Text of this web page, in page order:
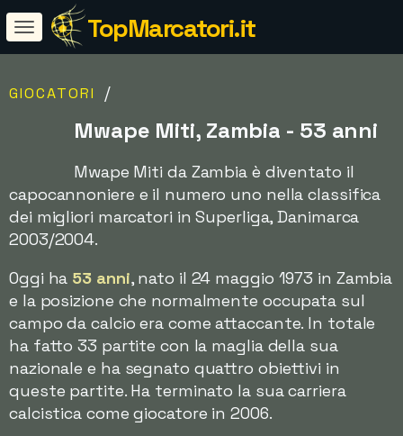
TopMarcatori.it
GIOCATORI /
Mwape Miti, Zambia - 53 anni
Mwape Miti da Zambia è diventato il
capocannoniere e il numero uno nella classifica
dei migliori marcatori in Superliga, Danimarca
2003/2004.
Oggi ha 53 anni, nato il 24 maggio 1973 in Zambia
e la posizione che normalmente occupata sul
campo da calcio era come attaccante. In totale
ha fatto 33 partite con la maglia della sua
nazionale e ha segnato quattro obiettivi in
queste partite. Ha terminato la sua carriera
calcistica come giocatore in 2006.